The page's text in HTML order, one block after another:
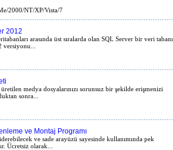
2000/NT/XP/Vista/7
2012
arasında üst sıralarda olan SQL Server bir veri tabanı
medya dosyalarınızı sorunsuz bir şekilde erişmenizi
sonra...
ve Montaj Programı
ve sade arayüzü sayesinde kullanımında pek
Ücretsiz olarak...